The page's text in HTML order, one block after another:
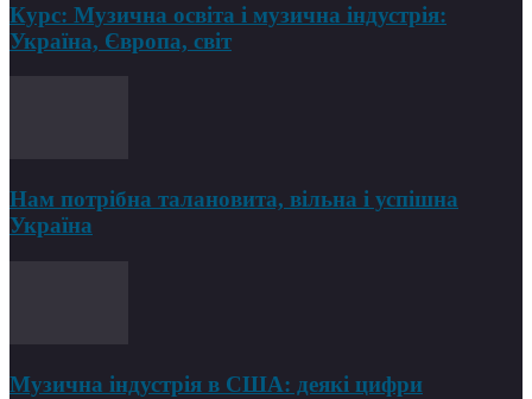
Курс: Музична освіта і музична індустрія:
Україна, Європа, світ
Нам потрібна талановита, вільна і успішна
Україна
Музична індустрія в США: деякі цифри